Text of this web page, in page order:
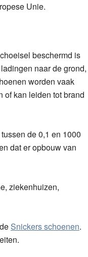
Unie.
beschermd is
naar de grond,
worden vaak
of kan leiden tot brand
de 0,1 en 1000
dat er opbouw van
ziekenhuizen,
Snickers schoenen.